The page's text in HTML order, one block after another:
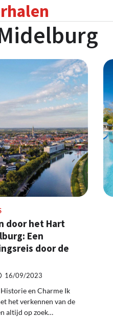
door het Hart
Een
door de
16/09/2023
Historie en Charme Ik
het verkennen van de
altijd op zoek…